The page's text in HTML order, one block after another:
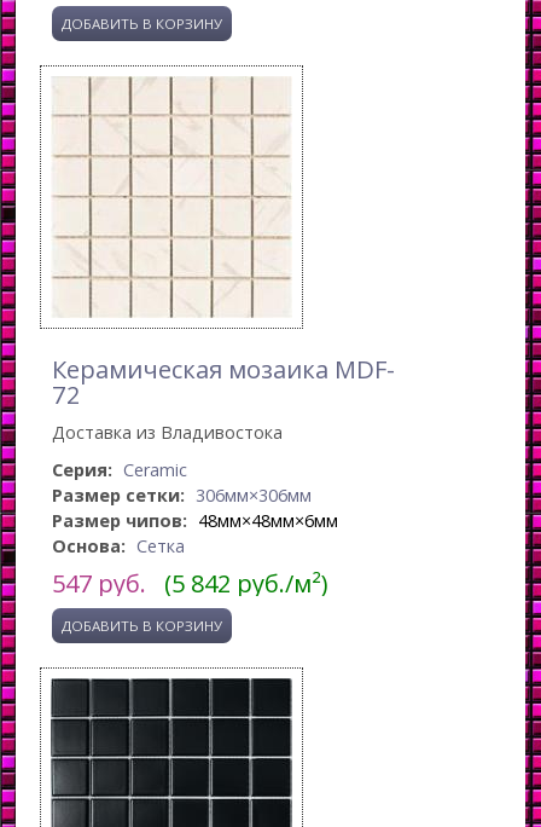
Керамическая мозаика MDF-
72
Доставка из Владивостока
Серия: Ceramic
Размер сетки: 306мм×306мм
Размер чипов: 48мм×48мм×6мм
Основа: Сетка
547 руб. (5 842 руб./м²)